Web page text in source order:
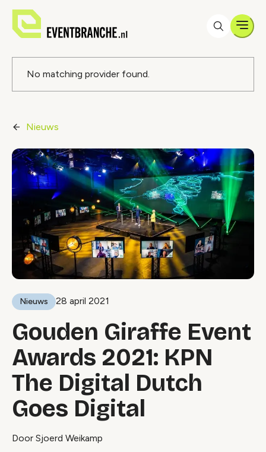
Foutmelding
No matching provider found.
Nieuws
Nieuws 28 april 2021
Gouden Giraffe Event
Awards 2021: KPN
The Digital Dutch
Goes Digital
Door Sjoerd Weikamp